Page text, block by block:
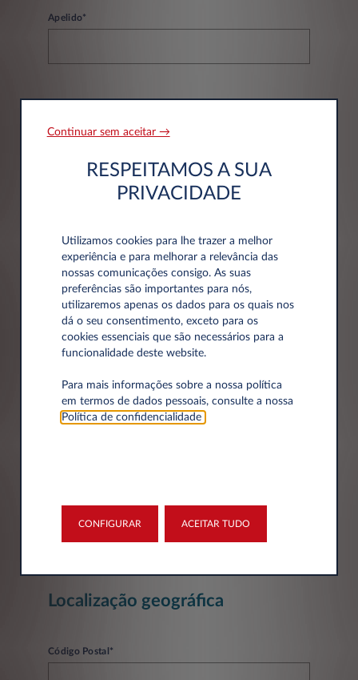
Apelido*
Dados da empresa
Localização geográfica
Código Postal*
Continuar sem aceitar →
RESPEITAMOS A SUA
PRIVACIDADE
Utilizamos cookies para lhe trazer a melhor
experiência e para melhorar a relevância das
nossas comunicações consigo. As suas
preferências são importantes para nós,
utilizaremos apenas os dados para os quais nos
dá o seu consentimento, exceto para os
cookies essenciais que são necessários para a
funcionalidade deste website.
Para mais informações sobre a nossa política
em termos de dados pessoais, consulte a nossa
Política de confidencialidade.
CONFIGURAR ACEITAR TUDO